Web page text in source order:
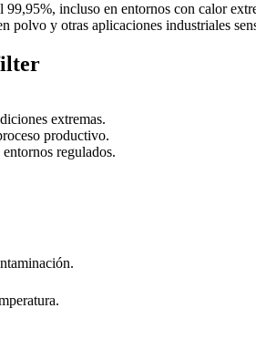
incluso en entornos con calor
polvo y otras aplicaciones industriales
extremas.
productivo.
regulados.